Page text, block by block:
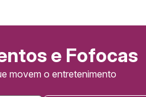
e Fofocas
movem o entretenimento